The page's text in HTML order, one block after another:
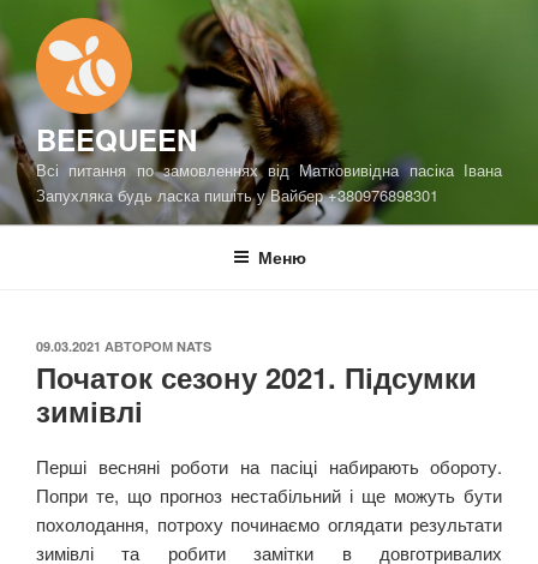
до
вмісту
BEEQUEEN
Всі питання по замовленнях від Матковивідна пасіка Івана
Запухляка будь ласка пишіть у Вайбер +380976898301
Меню
ОПУБЛІКОВАНО
09.03.2021 АВТОРОМ NATS
Початок сезону 2021. Підсумки
зимівлі
Перші весняні роботи на пасіці набирають обороту.
Попри те, що прогноз нестабільний і ще можуть бути
похолодання, потроху починаємо оглядати результати
зимівлі та робити замітки в довготривалих